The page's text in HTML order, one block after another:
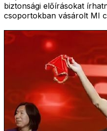
biztonsági előírásokat
csoportokban vásárolt MI